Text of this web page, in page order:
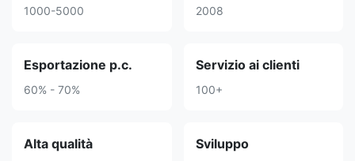
1000-5000 2008
Esportazione p.c.
60% - 70%
Servizio ai clienti
100+
Alta qualità Sviluppo